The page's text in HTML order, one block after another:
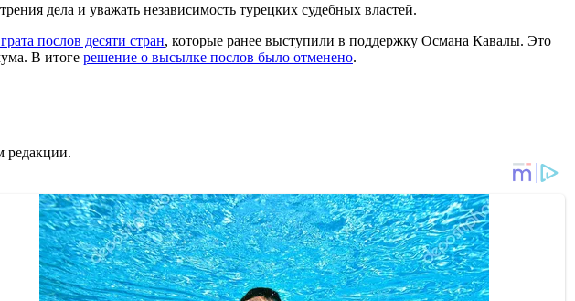
дела и уважать независимость турецких судебных властей.
послов десяти стран, которые ранее выступили в поддержку Османа Кавалы. Это
В итоге решение о высылке послов было отменено.
редакции.